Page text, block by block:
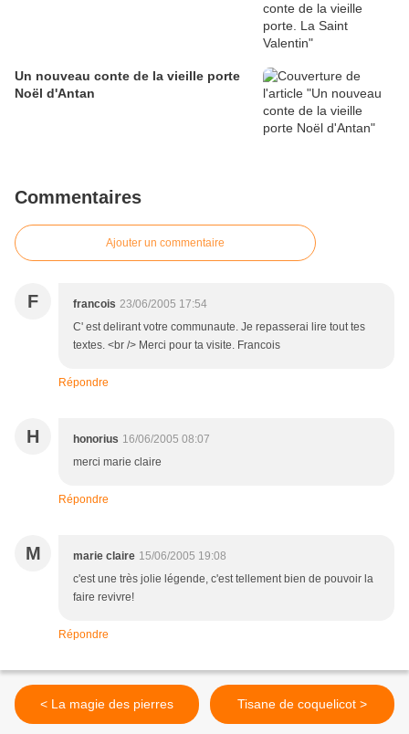
Un nouveau conte de la vieille porte
Noël d'Antan
Commentaires
Ajouter un commentaire
F francois 23/06/2005 17:54
C' est delirant votre communaute. Je repasserai lire tout tes
textes. <br /> Merci pour ta visite. Francois
Répondre
H honorius 16/06/2005 08:07
merci marie claire
Répondre
M marie claire 15/06/2005 19:08
c'est une très jolie légende, c'est tellement bien de pouvoir la
faire revivre!
Répondre
< La magie des pierres Tisane de coquelicot >